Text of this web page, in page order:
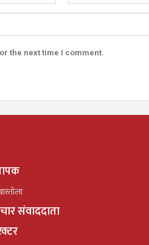
the next time I comment.
संवाददाता